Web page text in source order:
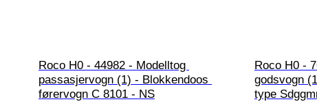
Roco H0 - 44982 - Modelltog
passasjervogn (1) - Blokkendoos
førervogn C 8101 - NS
Roco H0 -
godsvogn
type